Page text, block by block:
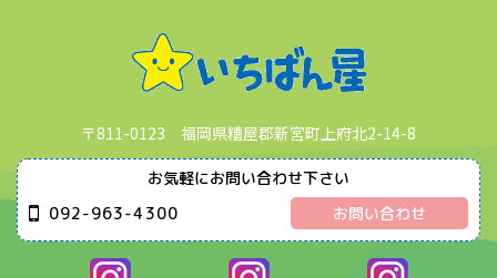
〒811-0123 福岡県糟屋郡新宮町上府北2-14-8
お気軽にお問い合わせ下さい
092-963-4300
お問い合わせ